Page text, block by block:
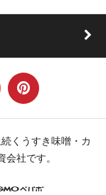
くうすき味噌・カ
社です。